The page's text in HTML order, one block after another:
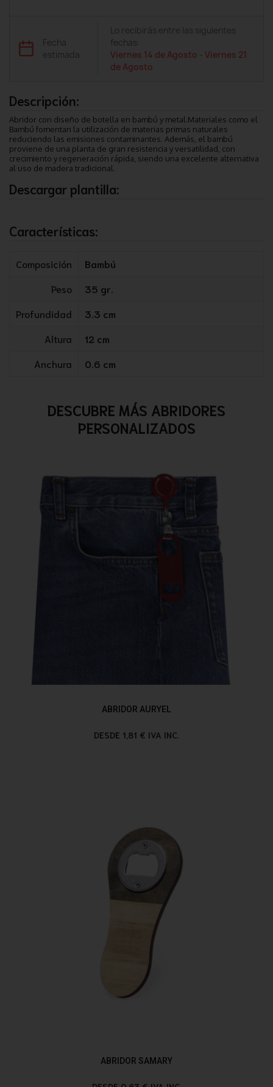
Fecha
estimada
Lo recibirás entre las siguientes
fechas:
Viernes 14 de Agosto -Viernes 21
de Agosto
Descripción:
Abridor con diseño de botella en bambú y metal.Materiales como el
Bambú fomentan la utilización de materias primas naturales
reduciendo las emisiones contaminantes. Además, el bambú
proviene de una planta de gran resistencia y versatilidad, con
crecimiento y regeneración rápida, siendo una excelente alternativa
al uso de madera tradicional.
Descargar plantilla:
Características:
Composición
Bambú
Peso
35 gr.
Profundidad
3.3 cm
Altura
12 cm
Anchura
0.6 cm
DESCUBRE MÁS ABRIDORES
PERSONALIZADOS
ABRIDOR AURYEL
DESDE 1,81 € IVA INC.
ABRIDOR SAMARY